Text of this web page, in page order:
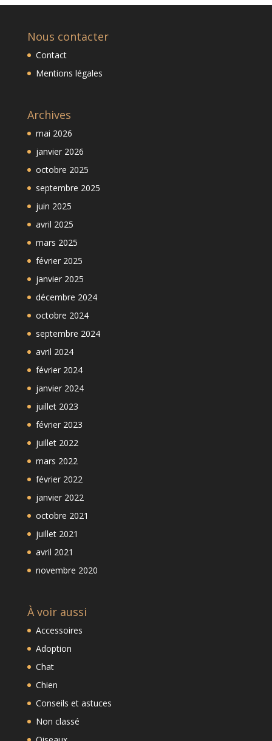
Nous contacter
Contact
Mentions légales
Archives
mai 2026
janvier 2026
octobre 2025
septembre 2025
juin 2025
avril 2025
mars 2025
février 2025
janvier 2025
décembre 2024
octobre 2024
septembre 2024
avril 2024
février 2024
janvier 2024
juillet 2023
février 2023
juillet 2022
mars 2022
février 2022
janvier 2022
octobre 2021
juillet 2021
avril 2021
novembre 2020
À voir aussi
Accessoires
Adoption
Chat
Chien
Conseils et astuces
Non classé